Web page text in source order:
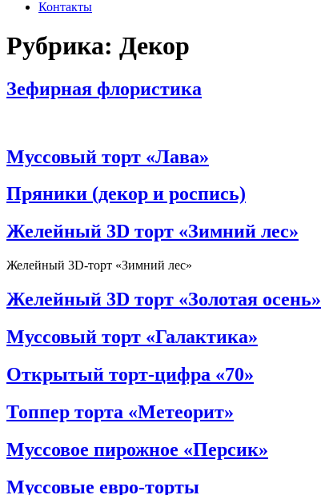
Контакты
Рубрика: Декор
Зефирная флористика
Муссовый торт «Лава»
Пряники (декор и роспись)
Желейный 3D торт «Зимний лес»
Желейный 3D-торт «Зимний лес»
Желейный 3D торт «Золотая осень»
Муссовый торт «Галактика»
Открытый торт-цифра «70»
Топпер торта «Метеорит»
Муссовое пирожное «Персик»
Муссовые евро-торты